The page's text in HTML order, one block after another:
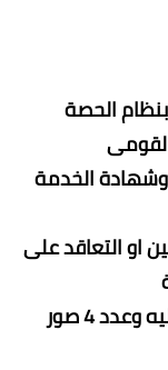
الحصة
الخدمة
او التعاقد على
4- اصل المؤهل الدراسى للاطلاع عليه وعدد 4 صور